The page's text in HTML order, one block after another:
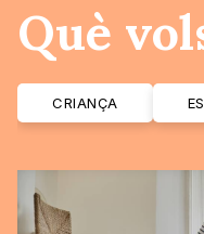
Què
CRIANÇA